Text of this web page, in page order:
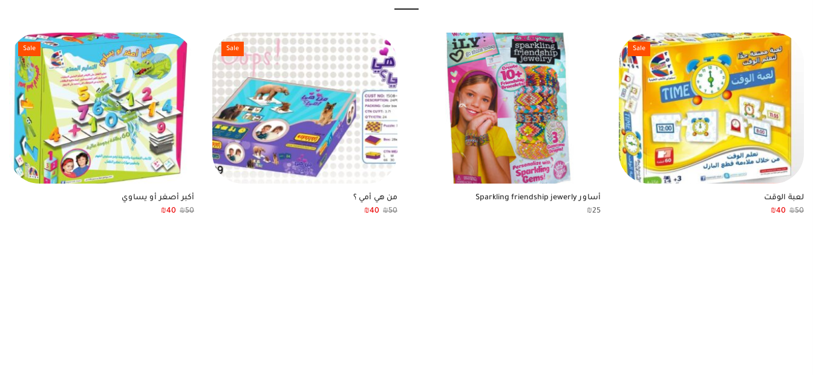
Sale
لعبة الوقت
₪50
₪40
أساور Sparkling friendship jewerly
₪25
Sale
من هي أمي ؟
₪50
₪40
Sale
أكبر أصغر أو يساوي
₪50
₪40